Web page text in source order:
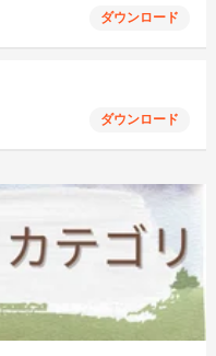
ダウンロード
ダウンロード